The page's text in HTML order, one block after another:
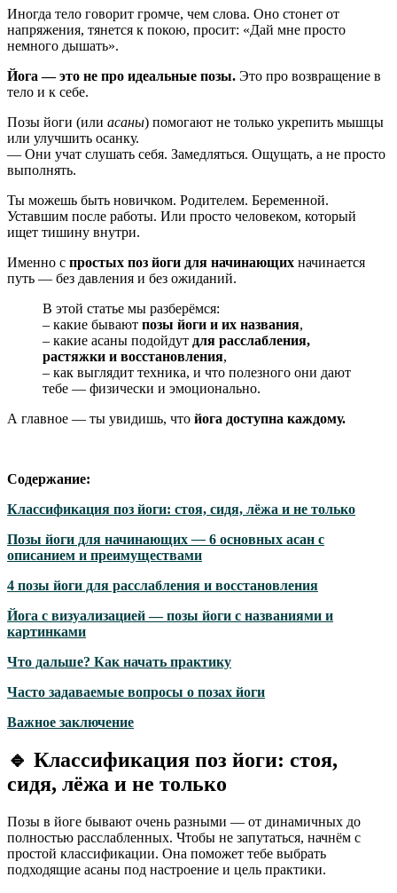
Иногда тело говорит громче, чем слова. Оно стонет от
напряжения, тянется к покою, просит: «Дай мне просто
немного дышать».
Йога — это не про идеальные позы. Это про возвращение в
тело и к себе.
Позы йоги (или асаны) помогают не только укрепить мышцы
или улучшить осанку.
— Они учат слушать себя. Замедляться. Ощущать, а не просто
выполнять.
Ты можешь быть новичком. Родителем. Беременной.
Уставшим после работы. Или просто человеком, который
ищет тишину внутри.
Именно с простых поз йоги для начинающих начинается
путь — без давления и без ожиданий.
В этой статье мы разберёмся:
– какие бывают позы йоги и их названия,
– какие асаны подойдут для расслабления,
растяжки и восстановления,
– как выглядит техника, и что полезного они дают
тебе — физически и эмоционально.
А главное — ты увидишь, что йога доступна каждому.
Содержание:
Классификация поз йоги: стоя, сидя, лёжа и не только
Позы йоги для начинающих— 6 основных асан с
описанием и преимуществами
4 позы йоги для расслабления и восстановления
Йога с визуализацией — позы йоги с названиями и
картинками
Что дальше? Как начать практику
Часто задаваемые вопросы о позах йоги
Важное заключение
🔹 Классификация поз йоги: стоя,
сидя, лёжа и не только
Позы в йоге бывают очень разными — от динамичных до
полностью расслабленных. Чтобы не запутаться, начнём с
простой классификации. Она поможет тебе выбрать
подходящие асаны под настроение и цель практики.